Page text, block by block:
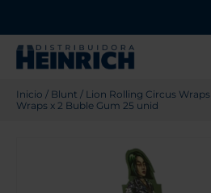
Inicio / Blunt / Lion Rolling Circus Wraps
Wraps x 2 Buble Gum 25 unid